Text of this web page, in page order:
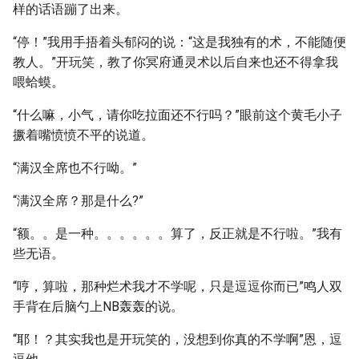
样的话语蹦了出来。
“停！”我用手捂着头郁闷的说：“这是我独有的术，不能随便
教人。”开玩笑，教了你冥府通灵术以后自来也还不得拿我
喂蛤蟆。
“什么嘛，小气，请你吃拉面还不行吗？”眼前这个黄毛小子
撅着嘴愤愤不平的说道。
“满汉全席也不行呦。”
“满汉全席？那是什么?”
“额。。是一种。。。。。。算了，反正就是不行啦。”我有
些无语。
“哼，算啦，那种烂术我才不学呢，只是逗逗你而已”鸣人双
手背在后脑勺上NB轰轰的说。
“耶！？其实我也是开玩笑的，没想到你真的不学啊”恩，逗